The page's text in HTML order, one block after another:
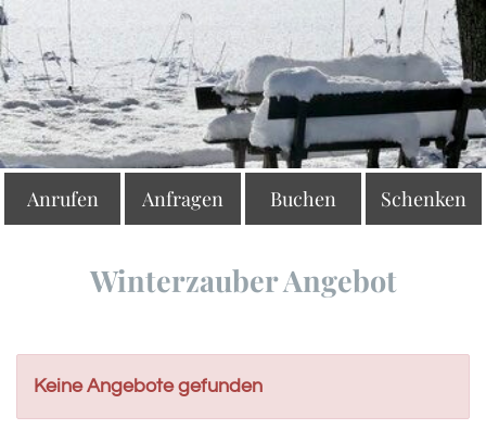
Anrufen Anfragen Buchen Schenken
Winterzauber Angebot
Keine Angebote gefunden